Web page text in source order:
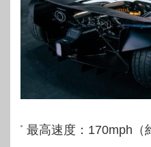
最高速度：170mph（